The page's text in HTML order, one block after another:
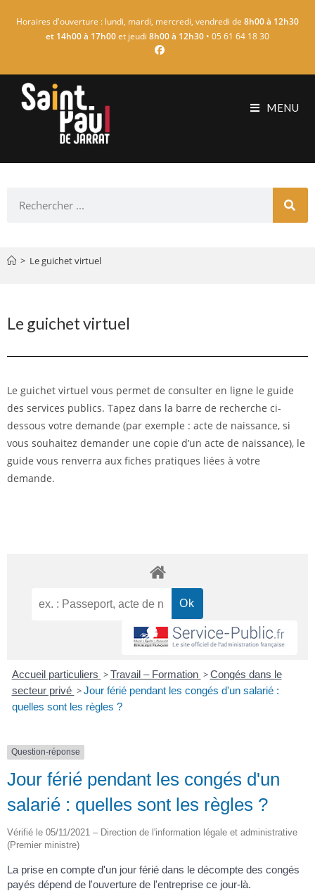
Horaires d'ouverture : lundi, mardi, mercredi, vendredi de 8h00 à 12h30
et 14h00 à 17h00et jeudi 8h00 à 12h30 • 05 61 64 18 30
MENU
> Le guichet virtuel
Le guichet virtuel
Le guichet virtuel vous permet de consulter en ligne le guide
des services publics. Tapez dans la barre de recherche ci-
dessous votre demande (par exemple : acte de naissance, si
vous souhaitez demander une copie d’un acte de naissance), le
guide vous renverra aux fiches pratiques liées à votre
demande.
Accueil particuliers > Travail – Formation > Congés dans le
secteur privé > Jour férié pendant les congés d'un salarié :
quelles sont les règles ?
Question-réponse
Jour férié pendant les congés d'un
salarié : quelles sont les règles ?
Vérifié le 05/11/2021 – Direction de l'information légale et administrative
(Premier ministre)
La prise en compte d'un jour férié dans le décompte des congés
payés dépend de l'ouverture de l'entreprise ce jour-là.